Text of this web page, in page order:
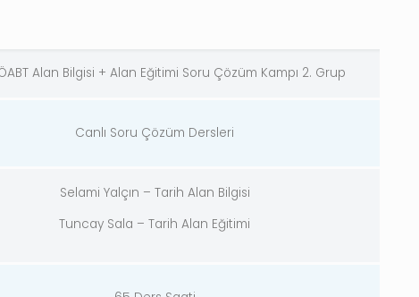
Alan Bilgisi + Alan Eğitimi Soru Çözüm Kampı 2. Grup
Canlı Soru Çözüm Dersleri
Selami Yalçın – Tarih Alan Bilgisi
Tuncay Sala – Tarih Alan Eğitimi